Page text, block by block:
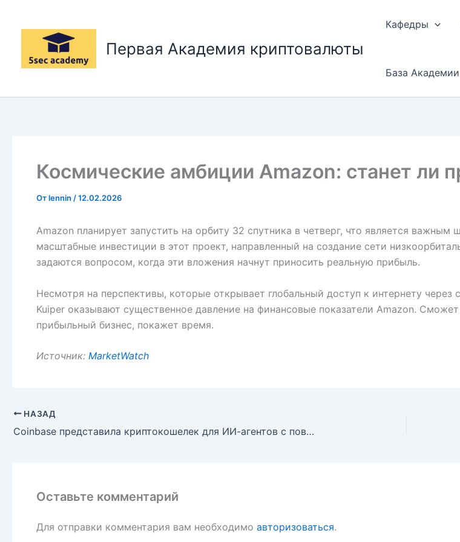
содержимому
Первая Академия криптовалюты
Кафедры
База Академии
Космические амбиции Amazon: станет ли
Отlennin /12.02.2026
Amazon планирует запустить на орбиту 32 спутника в четверг, что является
масштабные инвестиции в этот проект, направленный на создание сети
задаются вопросом, когда эти вложения начнут приносить реальную прибыль.
Несмотря на перспективы, которые открывает глобальный доступ к интернету через
Kuiper оказывают существенное давление на финансовые показатели Amazon.
прибыльный бизнес, покажет время.
Источник: MarketWatch
НАЗАД
Coinbase представила криптокошелек для ИИ-агентов с повышенной безопасностью
Оставьте комментарий
Для отправки комментария вам необходимо авторизоваться.